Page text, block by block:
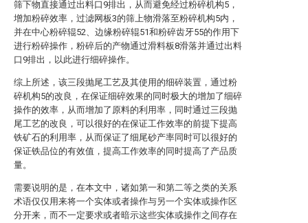
筛下物直接通过出料口9排出，从而避免经过粉碎机构5，
增加粉碎效率，过滤网板3的筛上物滑落至粉碎机构5内，
并在中心粉碎辊52、边缘粉碎辊51和粉碎齿牙55的作用下
进行粉碎操作，粉碎后的产物通过滑料板8滑落并通过出料
口9排出，以此进行细碎操作。
综上所述，该三段抛尾工艺及其使用的细碎装置，通过粉
碎机构5的改良，在保证细碎效果的同时极大的增加了细碎
操作的效率，从而增加了原料的利用率，同时通过三段抛
尾工艺的改良，可以很好的在保证工作效率的前提下提高
铁矿石的利用率，从而保证了细尾砂产率同时可以很好的
保证铁品位的有效值，提高工作效率的同时提高了产品质
量。
需要说明的是，在本文中，诸如第一和第二等之类的关系
术语仅仅用来将一个实体或者操作与另一个实体或操作区
分开来，而不一定要求或者暗示这些实体或操作之间存在